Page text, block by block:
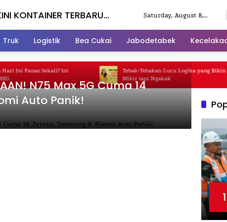
KONTAINER TERBARU
Saturday, August 8,
Truk Logistik Bea Cukai Jabodetabek
Ini Panas Sekali? Ini
Tebak-Tebakan Lucu Logika yang Bikin
Mikir tapi Ngakak
N75 Max 5G Cuma 14
Auto Panik!
1